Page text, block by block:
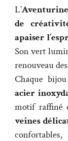
L’
de
apaiser
Son vert
renouveau
Chaque
acier
motif raffiné
veines